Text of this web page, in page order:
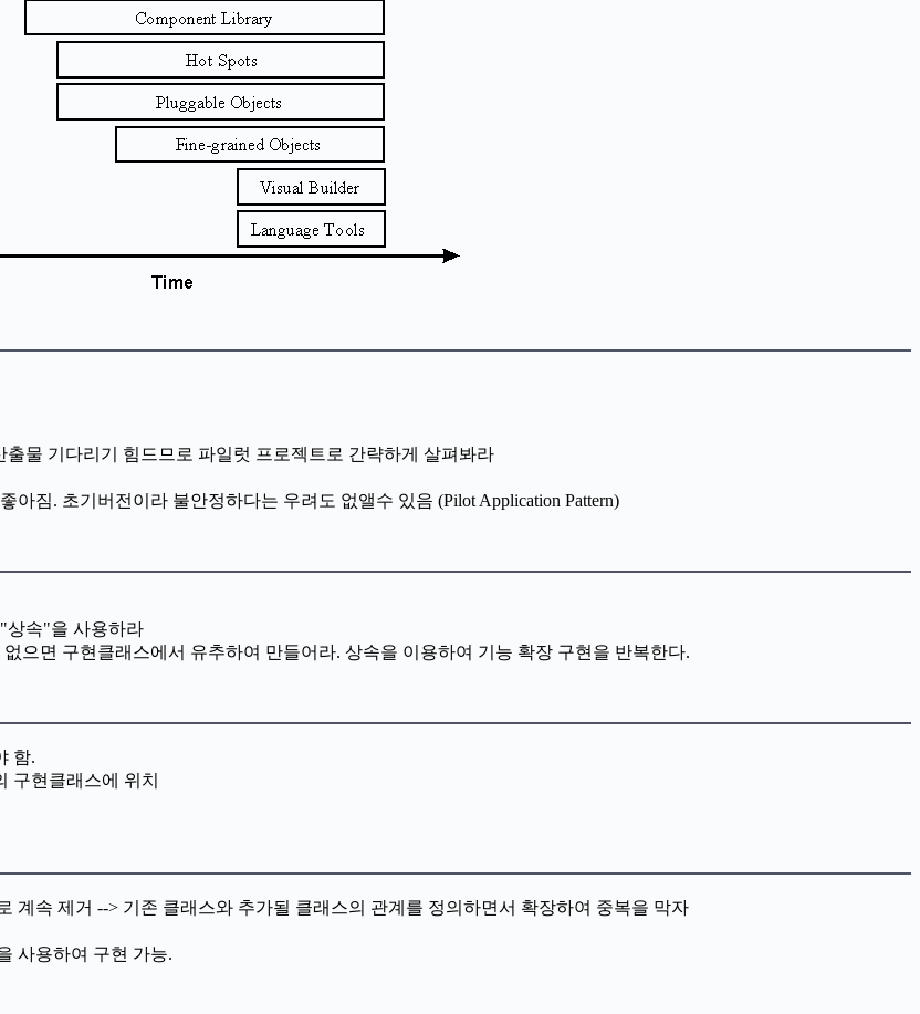
물 기다리기 힘드므로 파일럿 프로젝트로 간략하게 살펴봐라
짐. 초기버전이라 불안정하다는 우려도 없앨수 있음 (Pilot Application Pattern)
상속"을 사용하라
으면 구현클래스에서 유추하여 만들어라. 상속을 이용하여 기능 확장 구현을 반복한다.
함.
구현클래스에 위치
계속 제거 --> 기존 클래스와 추가될 클래스의 관계를 정의하면서 확장하여 중복을 막자
사용하여 구현 가능.